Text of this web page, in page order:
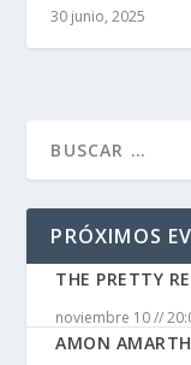
30 junio, 2025
PRÓXIMOS
THE PRETTY
noviembre 10 //
AMON AMARTH